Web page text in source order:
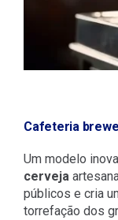
Cafeteria
Um modelo
cerveja
públicos e cria
torrefação dos